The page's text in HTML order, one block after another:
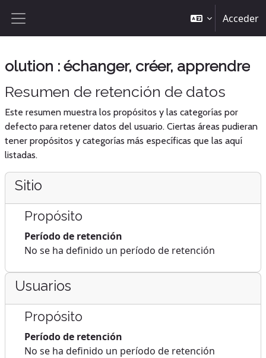
Panel lateral
Acceder
olution : échanger, créer, apprendre
Resumen de retención de datos
Este resumen muestra los propósitos y las categorías por
defecto para retener datos del usuario. Ciertas áreas pudieran
tener propósitos y categorías más específicas que las aquí
listadas.
Sitio
Propósito
Período de retención
No se ha definido un período de retención
Usuarios
Propósito
Período de retención
No se ha definido un período de retención